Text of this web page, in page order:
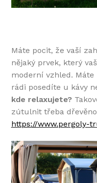
Máte pocit, že vaší
nějaký prvek, který
moderní vzhled.
rádi posedíte u kávy
kde relaxujete?
zútulnit třeba
https://www.pergoly-